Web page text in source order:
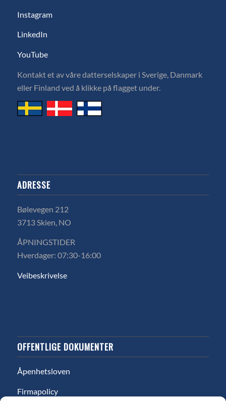
Instagram
LinkedIn
YouTube
Kontakt et av våre datterselskaper i Sverige, Danmark
eller Finland ved å klikke på flagget under.
ADRESSE
Bølevegen 212
3713 Skien, NO
ÅPNINGSTIDER
Hverdager: 07:30-16:00
Veibeskrivelse
OFFENTLIGE DOKUMENTER
Åpenhetsloven
Firmapolicy